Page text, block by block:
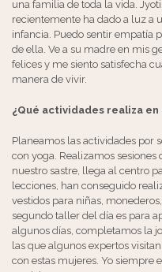
una familia de toda la vida.
recientemente ha dado a luz a
infancia. Puedo sentir empatía
de ella. Ve a su madre en mis
felices y me siento satisfecha
manera de vivir.
¿Qué actividades realiza
Planeamos las actividades por
con yoga. Realizamos sesiones
nuestro sastre, llega al centro
lecciones, han conseguido
vestidos para niñas,
segundo taller del día es para
algunos días, completamos la
las que algunos expertos
con estas mujeres. Yo siempre